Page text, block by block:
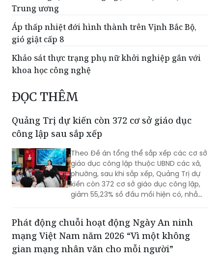
Trung ương
Áp thấp nhiệt đới hình thành trên Vịnh Bắc Bộ,
gió giật cấp 8
Khảo sát thực trạng phụ nữ khởi nghiệp gắn với
khoa học công nghệ
ĐỌC THÊM
Quảng Trị dự kiến còn 372 cơ sở giáo dục
công lập sau sắp xếp
Theo Đề án tổng thể sắp xếp các cơ sở
giáo dục công lập thuộc UBND các xã,
phường, sau khi sắp xếp, Quảng Trị dự
kiến còn 372 cơ sở giáo dục công lập,
giảm 55,23% số đầu mối hiện có, nhằm
quyền học tập của học sinh.
Phát động chuỗi hoạt động Ngày An ninh
mạng Việt Nam năm 2026 “Vì một không
gian mạng nhân văn cho mỗi người”